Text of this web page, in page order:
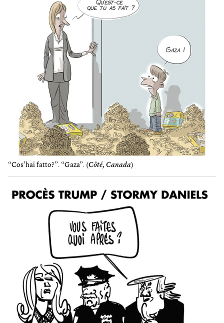
“Cos’hai fatto?”. “Gaza”. (Côté, Canada)